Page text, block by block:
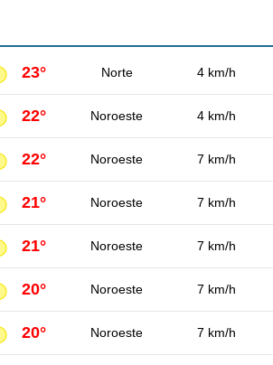
23° Norte 4 km/h
22° Noroeste 4 km/h
22° Noroeste 7 km/h
21° Noroeste 7 km/h
21° Noroeste 7 km/h
20° Noroeste 7 km/h
20° Noroeste 7 km/h